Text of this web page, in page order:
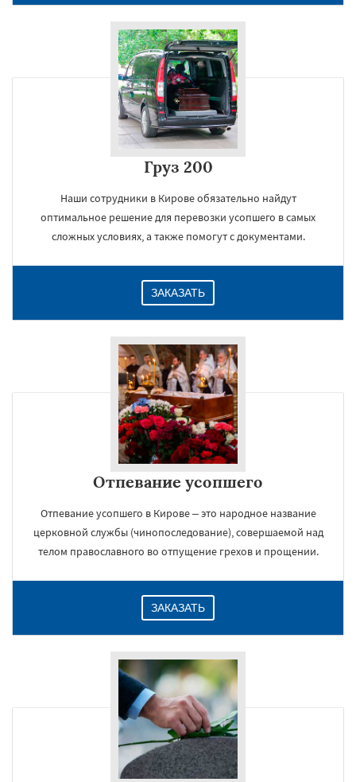
Груз 200
Наши сотрудники в Кирове обязательно найдут
оптимальное решение для перевозки усопшего в самых
сложных условиях, а также помогут с документами.
ЗАКАЗАТЬ
Отпевание усопшего
Отпевание усопшего в Кирове – это народное название
церковной службы (чинопоследование), совершаемой над
телом православного во отпущение грехов и прощении.
ЗАКАЗАТЬ